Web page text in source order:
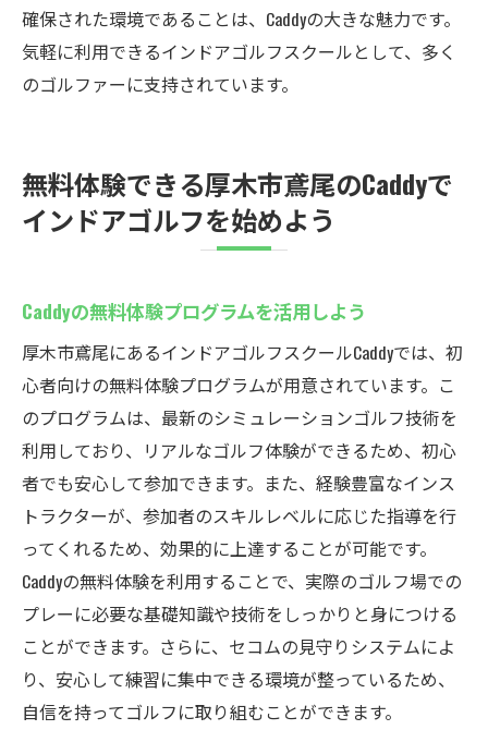
確保された環境であることは、Caddyの大きな魅力です。
気軽に利用できるインドアゴルフスクールとして、多く
のゴルファーに支持されています。
無料体験できる厚木市鳶尾のCaddyで
インドアゴルフを始めよう
Caddyの無料体験プログラムを活用しよう
厚木市鳶尾にあるインドアゴルフスクールCaddyでは、初
心者向けの無料体験プログラムが用意されています。こ
のプログラムは、最新のシミュレーションゴルフ技術を
利用しており、リアルなゴルフ体験ができるため、初心
者でも安心して参加できます。また、経験豊富なインス
トラクターが、参加者のスキルレベルに応じた指導を行
ってくれるため、効果的に上達することが可能です。
Caddyの無料体験を利用することで、実際のゴルフ場での
プレーに必要な基礎知識や技術をしっかりと身につける
ことができます。さらに、セコムの見守りシステムによ
り、安心して練習に集中できる環境が整っているため、
自信を持ってゴルフに取り組むことができます。